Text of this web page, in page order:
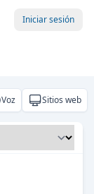
Iniciar sesión
Voz Sitios web